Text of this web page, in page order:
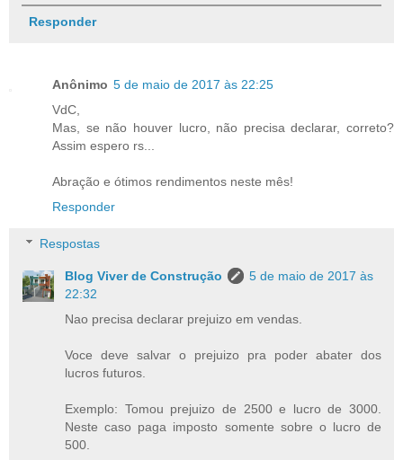
Responder
Anônimo 5 de maio de 2017 às 22:25
VdC,
Mas, se não houver lucro, não precisa declarar, correto?
Assim espero rs...
Abração e ótimos rendimentos neste mês!
Responder
Respostas
Blog Viver de Construção
5 de maio de 2017 às
22:32
Nao precisa declarar prejuizo em vendas.
Voce deve salvar o prejuizo pra poder abater dos
lucros futuros.
Exemplo: Tomou prejuizo de 2500 e lucro de 3000.
Neste caso paga imposto somente sobre o lucro de
500.